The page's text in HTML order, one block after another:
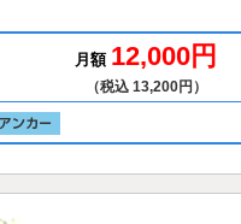
月額 12,000円
（税込 13,200円）